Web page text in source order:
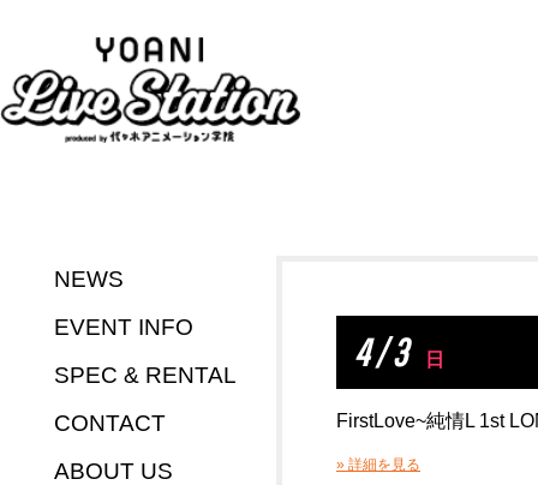
NEWS
EVENT INFO
SPEC & RENTAL
CONTACT
ABOUT US
4 / 3 日
FirstLove~純情L 1st
» 詳細を見る